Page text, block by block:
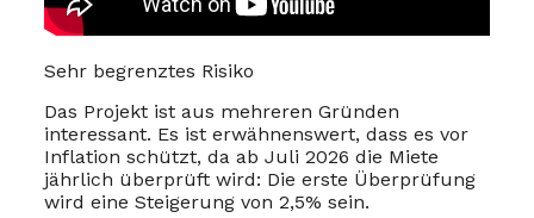
Sehr begrenztes Risiko
Das Projekt ist aus mehreren Gründen
interessant. Es ist erwähnenswert, dass es vor
Inflation schützt, da ab Juli 2026 die Miete
jährlich überprüft wird: Die erste Überprüfung
wird eine Steigerung von 2,5% sein.